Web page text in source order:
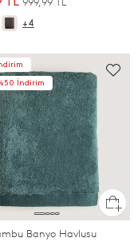
+4
İndirim
Banyo Havlusu